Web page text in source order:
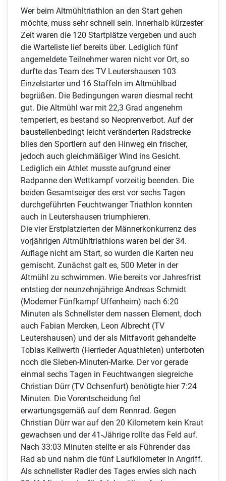
Wer beim Altmühltriathlon an den Start gehen
möchte, muss sehr schnell sein. Innerhalb kürzester
Zeit waren die 120 Startplätze vergeben und auch
die Warteliste lief bereits über. Lediglich fünf
angemeldete Teilnehmer waren nicht vor Ort, so
durfte das Team des TV Leutershausen 103
Einzelstarter und 16 Staffeln im Altmühlbad
begrüßen. Die Bedingungen waren diesmal recht
gut. Die Altmühl war mit 22,3 Grad angenehm
temperiert, es bestand so Neoprenverbot. Auf der
baustellenbedingt leicht veränderten Radstrecke
blies den Sportlern auf den Hinweg ein frischer,
jedoch auch gleichmäßiger Wind ins Gesicht.
Lediglich ein Athlet musste aufgrund einer
Radpanne den Wettkampf vorzeitig beenden. Die
beiden Gesamtseiger des erst vor sechs Tagen
durchgeführten Feuchtwanger Triathlon konnten
auch in Leutershausen triumphieren.
Die vier Erstplatzierten der Männerkonkurrenz des
vorjährigen Altmühltriathlons waren bei der 34.
Auflage nicht am Start, so wurden die Karten neu
gemischt. Zunächst galt es, 500 Meter in der
Altmühl zu schwimmen. Wie bereits vor Jahresfrist
entstieg der neunzehnjährige Andreas Schmidt
(Moderner Fünfkampf Uffenheim) nach 6:20
Minuten als Schnellster dem nassen Element, doch
auch Fabian Mercken, Leon Albrecht (TV
Leutershausen) und der als Mitfavorit gehandelte
Tobias Keilwerth (Herrieder Aquathleten) unterboten
noch die Sieben-Minuten-Marke. Der vor gerade
einmal sechs Tagen in Feuchtwangen siegreiche
Christian Dürr (TV Ochsenfurt) benötigte hier 7:24
Minuten. Die Vorentscheidung fiel
erwartungsgemäß auf dem Rennrad. Gegen
Christian Dürr war auf den 20 Kilometern kein Kraut
gewachsen und der 41-Jährige rollte das Feld auf.
Nach 33:03 Minuten stellte er als Führender das
Rad ab und nahm die fünf Laufkilometer in Angriff.
Als schnellster Radler des Tages erwies sich nach